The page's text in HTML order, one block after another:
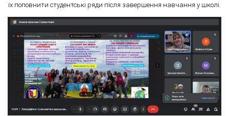
їх поповнити студентські ряди після завершення навчання у школі.